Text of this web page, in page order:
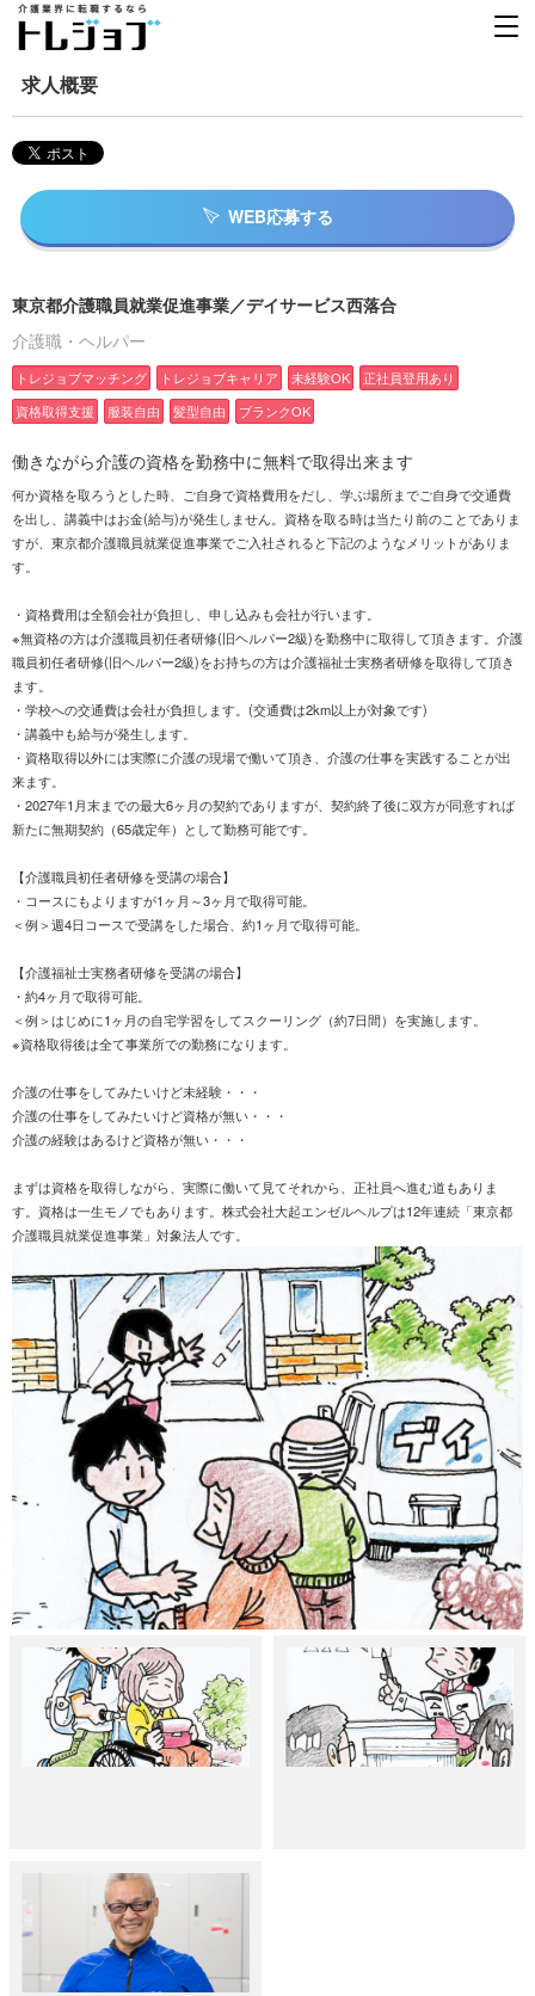
求人概要
WEB応募する
東京都介護職員就業促進事業／デイサービス西落合
介護職・ヘルパー
トレジョブマッチング トレジョブキャリア 未経験OK
正社員登用あり
資格取得支援
服装自由 髪型自由 ブランクOK
働きながら介護の資格を勤務中に無料で取得出来ます
何か資格を取ろうとした時、ご自身で資格費用をだし、学ぶ場所までご自身で交通費
を出し、講義中はお金(給与)が発生しません。資格を取る時は当たり前のことでありま
すが、東京都介護職員就業促進事業でご入社されると下記のようなメリットがありま
す。
・資格費用は全額会社が負担し、申し込みも会社が行います。
※無資格の方は介護職員初任者研修(旧ヘルパー2級)を勤務中に取得して頂きます。介護
職員初任者研修(旧ヘルパー2級)をお持ちの方は介護福祉士実務者研修を取得して頂き
ます。
・学校への交通費は会社が負担します。(交通費は2km以上が対象です)
・講義中も給与が発生します。
・資格取得以外には実際に介護の現場で働いて頂き、介護の仕事を実践することが出
来ます。
・2027年1月末までの最大6ヶ月の契約でありますが、契約終了後に双方が同意すれば
新たに無期契約（65歳定年）として勤務可能です。
【介護職員初任者研修を受講の場合】
・コースにもよりますが1ヶ月～3ヶ月で取得可能。
＜例＞週4日コースで受講をした場合、約1ヶ月で取得可能。
【介護福祉士実務者研修を受講の場合】
・約4ヶ月で取得可能。
＜例＞はじめに1ヶ月の自宅学習をしてスクーリング（約7日間）を実施します。
※資格取得後は全て事業所での勤務になります。
介護の仕事をしてみたいけど未経験・・・
介護の仕事をしてみたいけど資格が無い・・・
介護の経験はあるけど資格が無い・・・
まずは資格を取得しながら、実際に働いて見てそれから、正社員へ進む道もありま
す。資格は一生モノでもあります。株式会社大起エンゼルヘルプは12年連続「東京都
介護職員就業促進事業」対象法人です。